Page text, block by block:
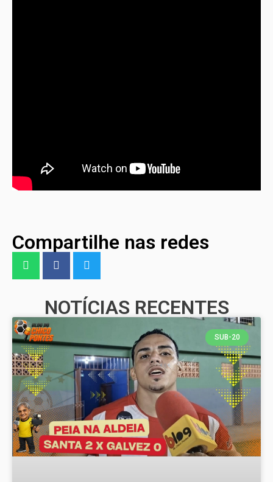
Compartilhe nas redes
NOTÍCIAS RECENTES
SUB-20